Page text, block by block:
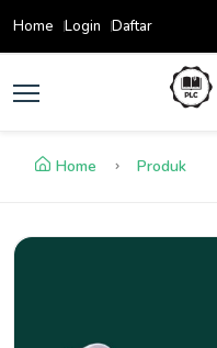
Home Login Daftar
Home Produk